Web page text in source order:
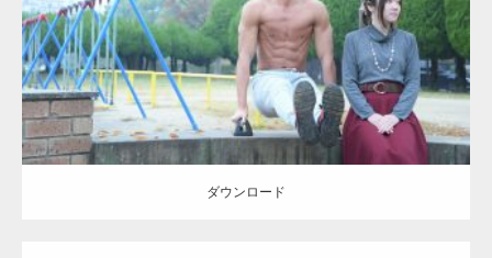
ダウンロード
ダウンロード